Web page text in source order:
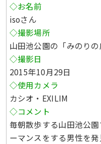
◇お名前
isoさん
◇撮影場所
山田池公園の「みのりの
◇撮影日
2015年10月29日
◇使用カメラ
カシオ・EXILIM
◇コメント
毎朝散歩する山田池公
ーマンスをする男性を